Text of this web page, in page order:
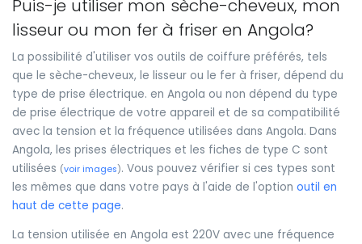
Puis-je utiliser mon sèche-cheveux, mon
lisseur ou mon fer à friser en Angola?
La possibilité d'utiliser vos outils de coiffure préférés, tels
que le sèche-cheveux, le lisseur ou le fer à friser, dépend du
type de prise électrique. en Angola ou non dépend du type
de prise électrique de votre appareil et de sa compatibilité
avec la tension et la fréquence utilisées dans Angola. Dans
Angola, les prises électriques et les fiches de type C sont
utilisées (voir images). Vous pouvez vérifier si ces types sont
les mêmes que dans votre pays à l'aide de l'option outil en
haut de cette page.
La tension utilisée en Angola est 220V avec une fréquence